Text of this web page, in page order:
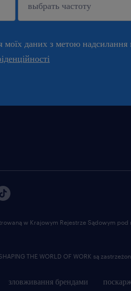
моїх даних з метою надсилання
зловживання брендами
w Krajowym Rejestrze Sądowym
THE WORLD OF WORK są